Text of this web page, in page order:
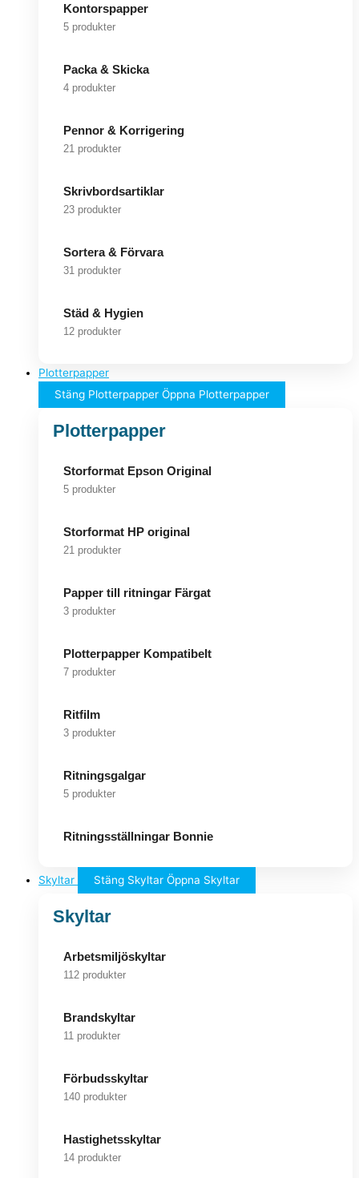
Kontorspapper
5 produkter
Packa & Skicka
4 produkter
Pennor & Korrigering
21 produkter
Skrivbordsartiklar
23 produkter
Sortera & Förvara
31 produkter
Städ & Hygien
12 produkter
Plotterpapper
Stäng Plotterpapper Öppna Plotterpapper
Plotterpapper
Storformat Epson Original
5 produkter
Storformat HP original
21 produkter
Papper till ritningar Färgat
3 produkter
Plotterpapper Kompatibelt
7 produkter
Ritfilm
3 produkter
Ritningsgalgar
5 produkter
Ritningsställningar Bonnie
Skyltar Stäng Skyltar Öppna Skyltar
Skyltar
Arbetsmiljöskyltar
112 produkter
Brandskyltar
11 produkter
Förbudsskyltar
140 produkter
Hastighetsskyltar
14 produkter